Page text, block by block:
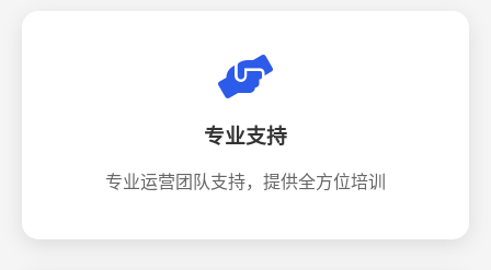
专业支持
专业运营团队支持，提供全方位培训